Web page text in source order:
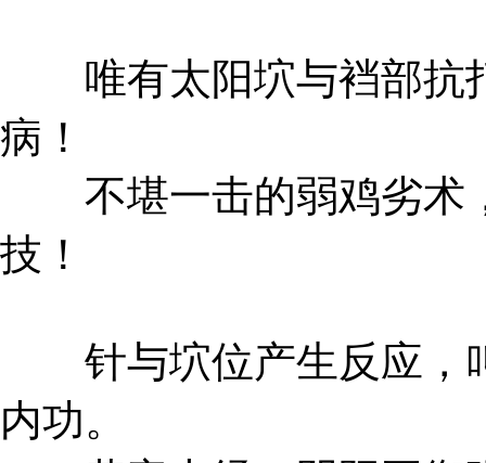
唯有太阳坹与裆部抗
病！
不堪一击的弱鸡劣术
技！
针与坹位产生反应，
内功。